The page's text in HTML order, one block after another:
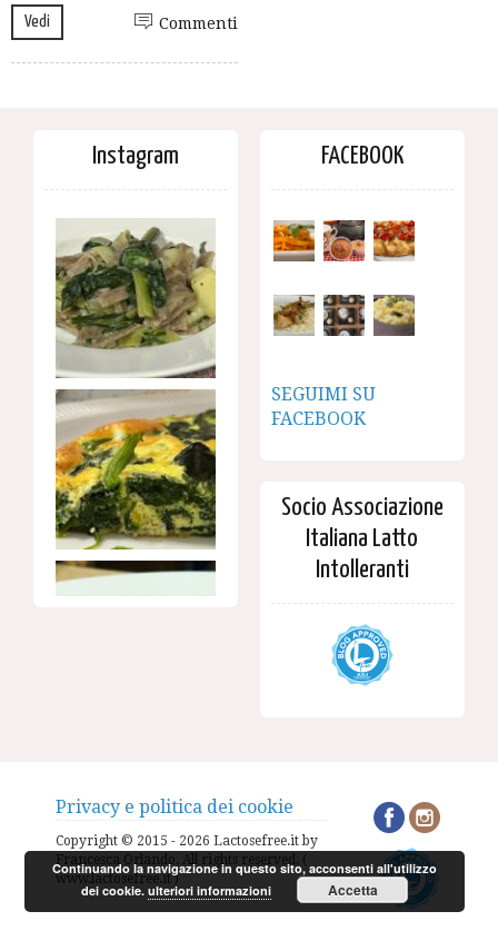
Vedi Commenti
Instagram FACEBOOK
SEGUIMI SU
FACEBOOK
Socio Associazione
Italiana Latto
Intolleranti
Privacy e politica dei cookie
Copyright © 2015 - 2026 Lactosefree.it by
Francesca Orlando. All rights reserved. (
www.lactosefree.it )
Continuando la navigazione in questo sito, acconsenti all'utilizzo
dei cookie.ulteriori informazioni Accetta